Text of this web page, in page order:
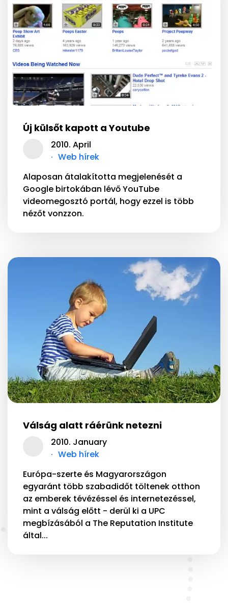
Új külsőt kapott a Youtube
2010. April
Web hírek
Alaposan átalakította megjelenését a
Google birtokában lévő YouTube
videomegosztó portál, hogy ezzel is több
nézőt vonzzon.
Válság alatt ráérünk netezni
2010. January
Web hírek
Európa-szerte és Magyarországon
egyaránt több szabadidőt töltenek otthon
az emberek tévézéssel és internetezéssel,
mint a válság előtt - derül ki a UPC
megbízásából a The Reputation Institute
által...